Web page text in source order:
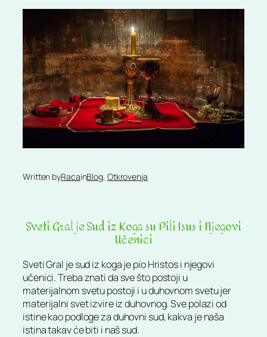
Written byRacainBlog, Otkrovenja
Sveti Gral je Sud iz Koga su Pili Isus i Njegovi
Učenici
Sveti Gral je sud iz koga je pio Hristos i njegovi
učenici. Treba znati da sve što postoji u
materijalnom svetu postoji i u duhovnom svetu jer
materijalni svet izvire iz duhovnog. Sve polazi od
istine kao podloge za duhovni sud, kakva je naša
istina takav će biti i naš sud.